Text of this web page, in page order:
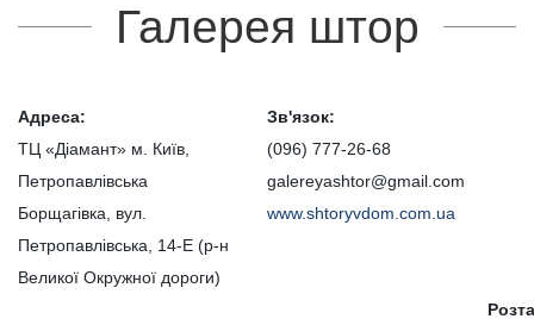
Галерея штор
Адреса:
ТЦ «Діамант» м. Київ,
Петропавлівська
Борщагівка, вул.
Петропавлівська, 14-Е (р-н
Великої Окружної дороги)
Зв'язок:
(096) 777-26-68
galereyashtor@gmail.com
www.shtoryvdom.com.ua